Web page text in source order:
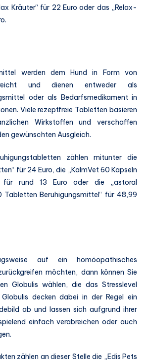
Kräuter“ für 22 Euro oder das „Relax-
werden dem Hund in Form von
und dienen entweder als
oder als Bedarfsmedikament in
Viele rezeptfreie Tabletten basieren
Wirkstoffen und verschaffen
gewünschten Ausgleich.
zählen mitunter die
für 24 Euro, die „KalmVet 60 Kapseln
für rund 13 Euro oder die „astoral
Tabletten Beruhigungsmittel“ für 48,99
auf ein homöopathisches
möchten, dann können Sie
Globulis wählen, die das Stresslevel
Globulis decken dabei in der Regel ein
ab und lassen sich aufgrund ihrer
einfach verabreichen oder auch
zählen an dieser Stelle die „Edis Pets